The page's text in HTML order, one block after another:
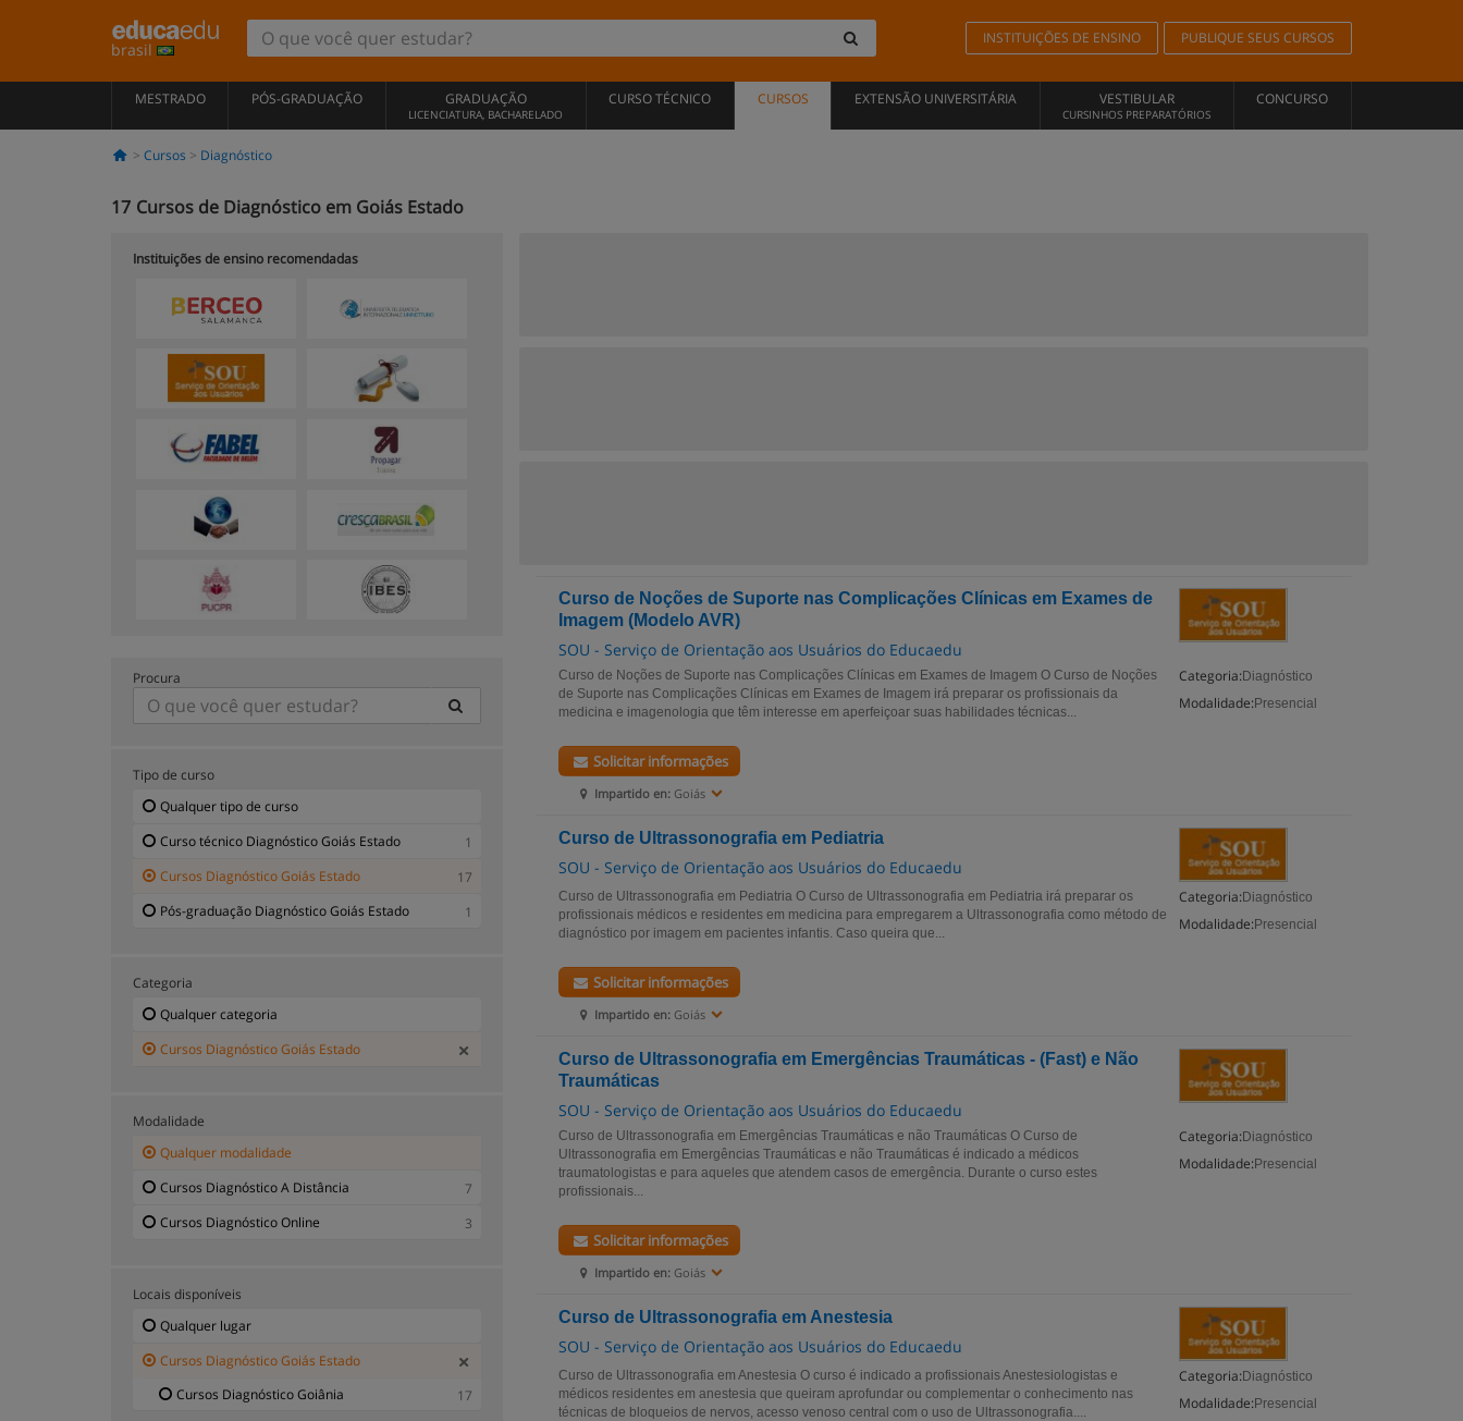
brasil
INSTITUIÇÕES DE ENSINO PUBLIQUE SEUS CURSOS
MESTRADO PÓS-GRADUAÇÃO GRADUAÇÃO
LICENCIATURA, BACHARELADO
CURSO TÉCNICO CURSOS EXTENSÃO UNIVERSITÁRIA VESTIBULAR
CURSINHOS PREPARATÓRIOS
CONCURSO
Cursos Diagnóstico
17 Cursos de Diagnóstico em Goiás Estado
Curso de Noções de Suporte nas Complicações Clínicas em Exames de
Imagem (Modelo AVR)
SOU - Serviço de Orientação aos Usuários do Educaedu
Categoria: Diagnóstico
Modalidade: Presencial
Curso de Noções de Suporte nas Complicações Clínicas em Exames de Imagem O Curso de Noções
de Suporte nas Complicações Clínicas em Exames de Imagem irá preparar os profissionais da
medicina e imagenologia que têm interesse em aperfeiçoar suas habilidades técnicas...
Impartido en: Goiás
Solicitar informações
Curso de Ultrassonografia em Pediatria
SOU - Serviço de Orientação aos Usuários do Educaedu
Categoria: Diagnóstico
Modalidade: Presencial
Curso de Ultrassonografia em Pediatria O Curso de Ultrassonografia em Pediatria irá preparar os
profissionais médicos e residentes em medicina para empregarem a Ultrassonografia como método de
diagnóstico por imagem em pacientes infantis. Caso queira que...
Impartido en: Goiás
Solicitar informações
Curso de Ultrassonografia em Emergências Traumáticas - (Fast) e Não
Traumáticas
SOU - Serviço de Orientação aos Usuários do Educaedu
Categoria: Diagnóstico
Modalidade: Presencial
Curso de Ultrassonografia em Emergências Traumáticas e não Traumáticas O Curso de
Ultrassonografia em Emergências Traumáticas e não Traumáticas é indicado a médicos
traumatologistas e para aqueles que atendem casos de emergência. Durante o curso estes
profissionais...
Impartido en: Goiás
Solicitar informações
Curso de Ultrassonografia em Anestesia
SOU - Serviço de Orientação aos Usuários do Educaedu
Categoria: Diagnóstico
Modalidade: Presencial
Curso de Ultrassonografia em Anestesia O curso é indicado a profissionais Anestesiologistas e
médicos residentes em anestesia que queiram aprofundar ou complementar o conhecimento nas
técnicas de bloqueios de nervos, acesso venoso central com o uso de Ultrassonografia....
Instituições de ensino recomendadas
Procura
Tipo de curso
Qualquer tipo de curso
Curso técnico Diagnóstico Goiás Estado
1
Cursos Diagnóstico Goiás Estado
17
Pós-graduação Diagnóstico Goiás Estado
1
Categoria
Qualquer categoria
Cursos Diagnóstico Goiás Estado
Modalidade
Qualquer modalidade
Cursos Diagnóstico A Distância
7
Cursos Diagnóstico Online
3
Locais disponíveis
Qualquer lugar
Cursos Diagnóstico Goiás Estado
Cursos Diagnóstico Goiânia
17